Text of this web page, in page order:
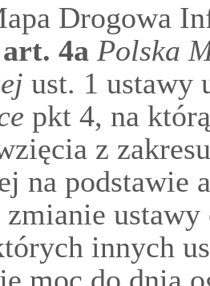
Drogowa
4a Polska
ust. 1 ustawy
pkt 4, na
z
na podstawie
innych